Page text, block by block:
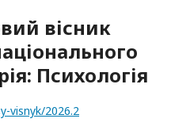
вісник
Психологія
visnyk/2026.2